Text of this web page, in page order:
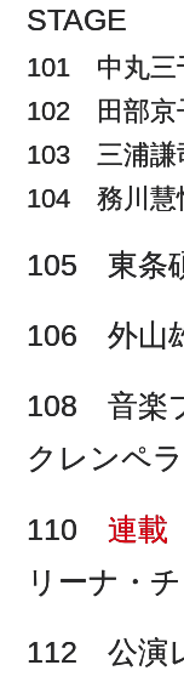
STAGE
101 中丸
102 田部
103 三浦
104 務川
105 東条
106 外山
108 音楽
クレンペ
110 連載
リーナ・
112 公演